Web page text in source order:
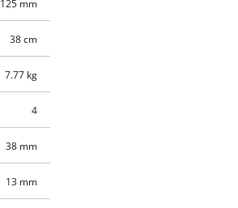
125 mm
38 cm
7.77 kg
4
38 mm
13 mm